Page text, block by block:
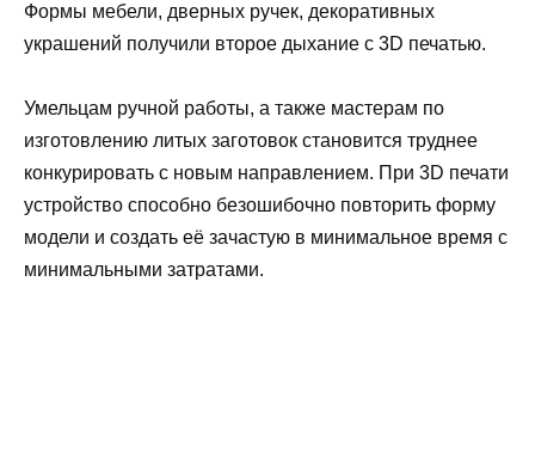
Формы мебели, дверных ручек, декоративных
украшений получили второе дыхание с 3D печатью.
Умельцам ручной работы, а также мастерам по
изготовлению литых заготовок становится труднее
конкурировать с новым направлением. При 3D печати
устройство способно безошибочно повторить форму
модели и создать её зачастую в минимальное время с
минимальными затратами.